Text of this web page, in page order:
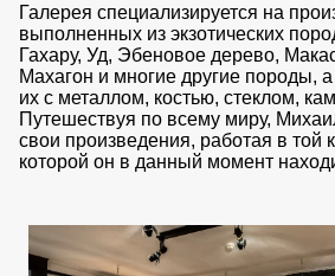
Галерея специализируется на
выполненных из экзотических
Гахару, Уд, Эбеновое дерево,
Махагон и многие другие породы,
их с металлом, костью, стеклом,
Путешествуя по всему миру,
свои произведения, работая в той
которой он в данный момент